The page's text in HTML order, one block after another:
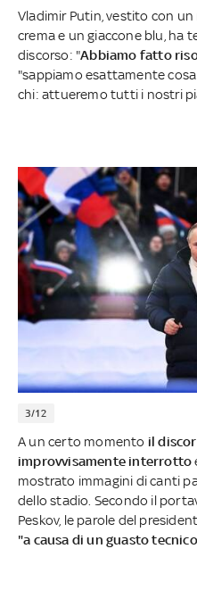
Vladimir Putin, vestito con
crema e un giaccone blu, ha
discorso: "Abbiamo fatto
"sappiamo esattamente
chi: attueremo tutti i nostri
3/12
A un certo momento il
improvvisamente interrotto
mostrato immagini di canti
dello stadio. Secondo il
Peskov, le parole del
"a causa di un guasto